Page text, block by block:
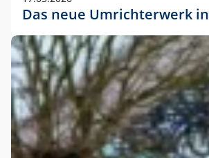
Das neue Umrichterwerk